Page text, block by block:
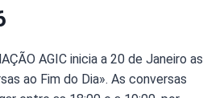
AGIC inicia a 20 de Janeiro as
ao Fim do Dia». As conversas